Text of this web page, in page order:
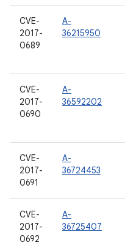
CVE-
2017-
0689
A-
36215950
CVE-
2017-
0690
A-
36592202
CVE-
2017-
0691
A-
36724453
CVE-
2017-
0692
A-
36725407